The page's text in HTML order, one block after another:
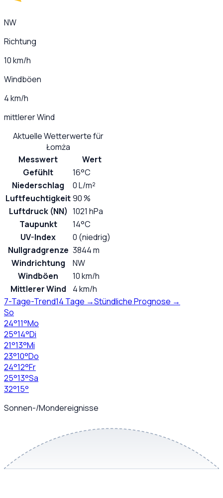
NW
Richtung
10 km/h
Windböen
4 km/h
mittlerer Wind
Aktuelle Wetterwerte für
Łomża
Messwert
Wert
Gefühlt
16°C
Niederschlag
0 L/m²
Luftfeuchtigkeit90 %
Luftdruck (NN) 1021 hPa
Taupunkt
14°C
UV-Index
0 (niedrig)
Nullgradgrenze 3844 m
Windrichtung
NW
Windböen
10 km/h
Mittlerer Wind
4 km/h
7-Tage-Trend14 Tage →Stündliche Prognose →
So
24°11°Mo
25°14°Di
21°13°Mi
23°10°Do
24°12°Fr
25°13°Sa
32°15°
Sonnen-/Mondereignisse